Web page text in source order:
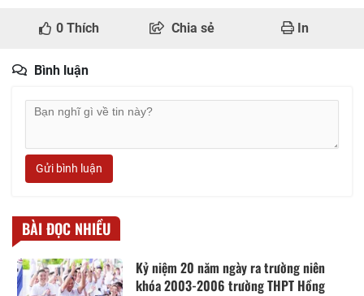
0 Thích Chia sẻ In
Bình luận
Gửi bình luận
BÀI ĐỌC NHIỀU
Kỷ niệm 20 năm ngày ra trường niên
khóa 2003-2006 trường THPT Hồng